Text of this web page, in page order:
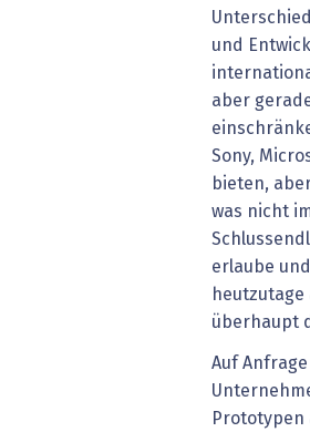
und
aber
Sony,
bieten,
was nicht
erlaube
heutzutage
überhaupt
Auf
Prototypen